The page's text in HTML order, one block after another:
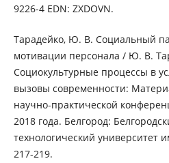
9226-4 EDN: ZXDOVN.
Тарадейко, Ю. В. Социальный
мотивации персонала / Ю. В.
Социокультурные процессы в
вызовы современности:
научно-практической
2018 года. Белгород:
технологический университет
217-219.